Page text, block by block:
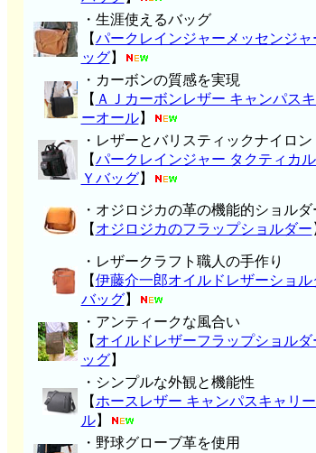
・生涯使えるバッグ
【パークレインジャーメッセンジャ
ッグ】
・カーボンの質感を実現
【 ＡＪカーボンレザー キャンパス
ーオール】
・レザーとバリスティックナイロン
【パークレインジャー タクティカル
Ｙバッグ】
・オジロジカの革の機能的ショルダ
【 オジロジカのフラップショルダー
・レザークラフト職人の手作り
【伊藤介一郎オイルドレザーショル
バッグ】
・アンティークな風合い
【 オイルドレザーフラップショルダ
ッグ】
・シンプルな外観と機能性
【 ホースレザー キャンパスキャリ
ル】
・野球グローブ革を使用